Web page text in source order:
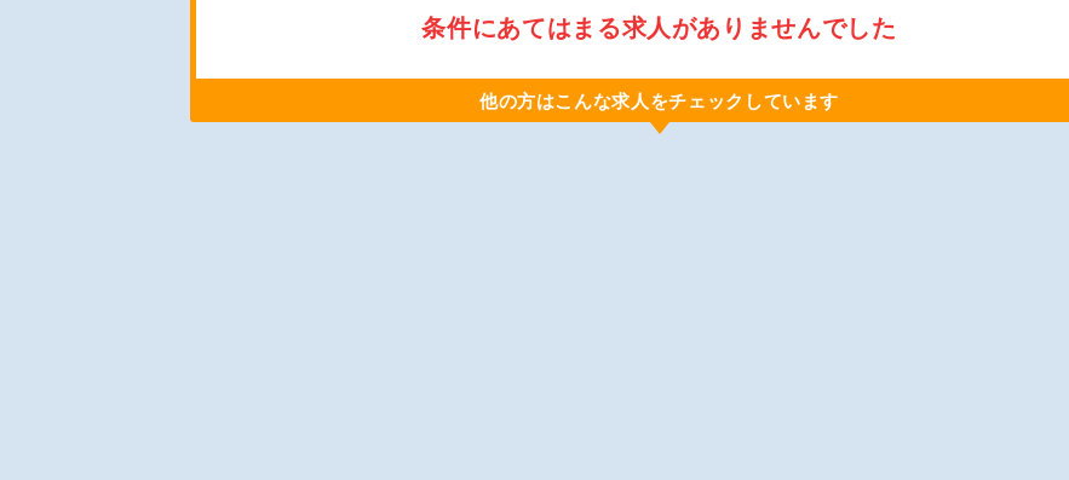
条件にあてはまる求人がありませんでした
他の方はこんな求人をチェックしています